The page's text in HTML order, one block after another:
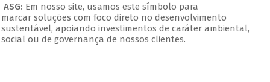
ASG: Em nosso site, usamos este símbolo para
marcar soluções com foco direto no desenvolvimento
sustentável, apoiando investimentos de caráter ambiental,
social ou de governança de nossos clientes.